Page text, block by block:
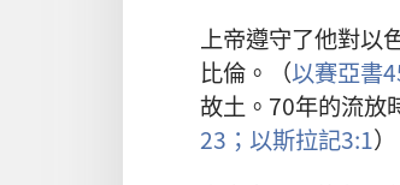
上帝遵守了他對以
比倫。（以賽亞書
故土。70年的流放
23； 以斯拉記3:1）